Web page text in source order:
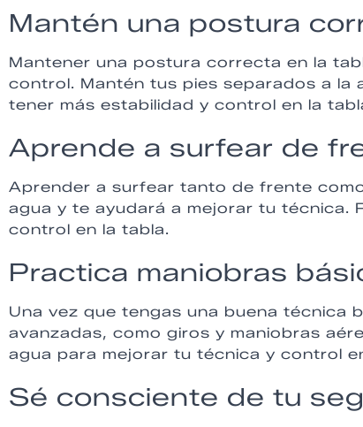
Mantén una postura
Mantener una postura correcta en la
control. Mantén tus pies separados a la
tener más estabilidad y control en la
Aprende a surfear de
Aprender a surfear tanto de frente
agua y te ayudará a mejorar tu técnica.
control en la tabla.
Practica maniobras
Una vez que tengas una buena técnica
avanzadas, como giros y maniobras
agua para mejorar tu técnica y control
Sé consciente de tu